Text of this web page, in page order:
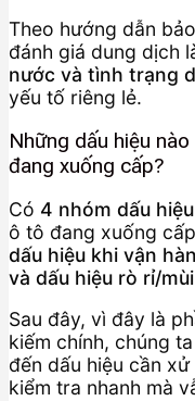
Theo hướng dẫn
đánh giá dung dịch
nước và tình trạng
yếu tố riêng lẻ.
Những dấu hiệu
đang xuống cấp?
Có 4 nhóm dấu
ô tô đang xuống
dấu hiệu khi vận
và dấu hiệu rò rỉ/
Sau đây, vì đây là
kiếm chính, chúng
đến dấu hiệu cần
kiểm tra nhanh mà